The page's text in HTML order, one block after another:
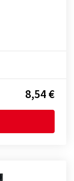
8,54 €